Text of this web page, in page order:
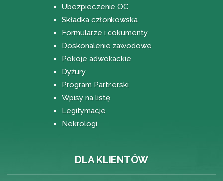
Ubezpieczenie OC
Składka członkowska
Formularze i dokumenty
Doskonalenie zawodowe
Pokoje adwokackie
Dyżury
Program Partnerski
Wpisy na listę
Legitymacje
Nekrologi
DLA KLIENTÓW